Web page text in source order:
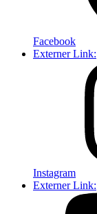
Facebook
Externer Link:
Instagram
Externer Link: